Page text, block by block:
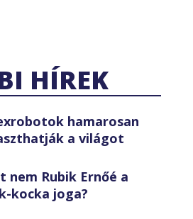
HÍREK
hamarosan
a világot
nem Rubik Ernőé a
kocka joga?